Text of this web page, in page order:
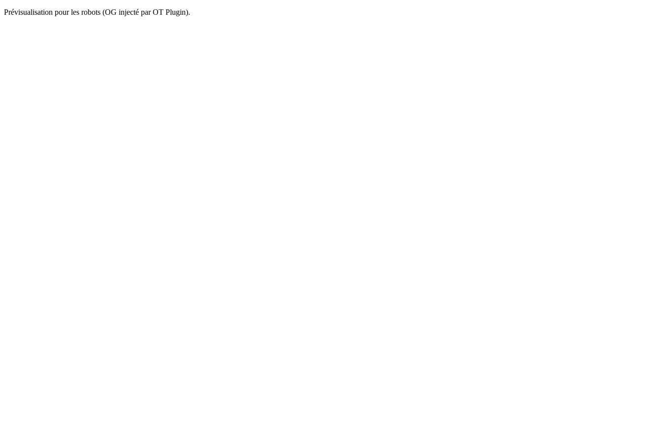
Prévisualisation pour les robots (OG injecté par OT Plugin).